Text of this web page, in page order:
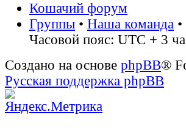
Кошачий форум
Группы • Наша команда •
Часовой пояс: UTC + 3
Создано на основе phpBB®
Русская поддержка phpBB